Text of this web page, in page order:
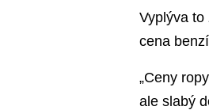
Vyplýva to
cena
„Ceny
ale slabý